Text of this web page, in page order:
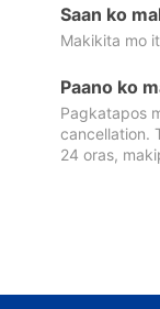
Saan ko
Makikita mo
Paano ko
Pagkatapos
cancellation.
24 oras,